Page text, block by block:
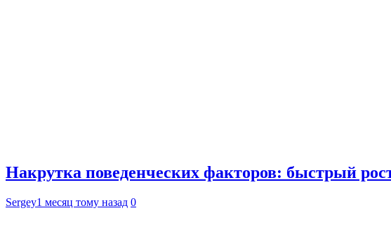
Накрутка поведенческих факторов: быстрый
Sergey1 месяц тому назад 0